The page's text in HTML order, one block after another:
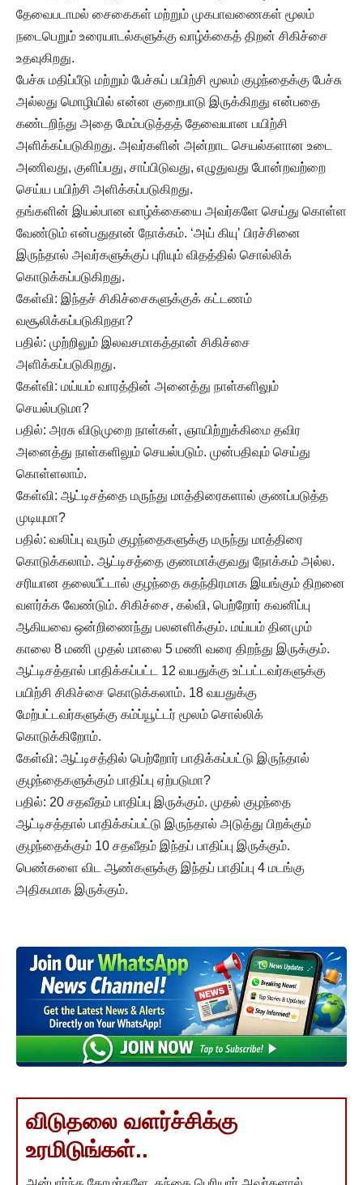
தேவைபடாமல் சைகைகள் மற்றும் முகபாவணைகள் மூலம்
நடைபெறும் உரையாடல்களுக்கு வாழ்க்கைத் திறன் சிகிச்சை
உதவுகிறது.
பேச்சு மதிப்பீடு மற்றும் பேச்சுப் பயிற்சி மூலம் குழந்தைக்கு பேச்சு
அல்லது மொழியில் என்ன குறைபாடு இருக்கிறது என்பதை
கண்டறிந்து அதை மேம்படுத்தத் தேவையான பயிற்சி
அளிக்கப்படுகிறது. அவர்களின் அன்றாட செயல்களான உடை
அணிவது, குளிப்பது, சாப்பிடுவது, எழுதுவது போன்றவற்றை
செய்ய பயிற்சி அளிக்கப்படுகிறது.
தங்களின் இயல்பான வாழ்க்கையை அவர்களே செய்து கொள்ள
வேண்டும் என்பதுதான் நோக்கம். ‘அய் கியு’ பிரச்சினை
இருந்தால் அவர்களுக்குப் புரியும் விதத்தில் சொல்லிக்
கொடுக்கப்படுகிறது.
கேள்வி: இந்தச் சிகிச்சைகளுக்குக் கட்டணம்
வசூலிக்கப்படுகிறதா?
பதில்: முற்றிலும் இலவசமாகத்தான் சிகிச்சை
அளிக்கப்படுகிறது.
கேள்வி: மய்யம் வாரத்தின் அனைத்து நாள்களிலும்
செயல்படுமா?
பதில்: அரசு விடுமுறை நாள்கள், ஞாயிற்றுக்கிமை தவிர
அனைத்து நாள்களிலும் செயல்படும். முன்பதிவும் செய்து
கொள்ளலாம்.
கேள்வி: ஆட்டிசத்தை மருந்து மாத்திரைகளால் குணப்படுத்த
முடியுமா?
பதில்: வலிப்பு வரும் குழந்தைகளுக்கு மருந்து மாத்திரை
கொடுக்கலாம். ஆட்டிசத்தை குணமாக்குவது நோக்கம் அல்ல.
சரியான தலையீட்டால் குழந்தை சுதந்திரமாக இயங்கும் திறனை
வளர்க்க வேண்டும். சிகிச்சை, கல்வி, பெற்றோர் கவனிப்பு
ஆகியவை ஒன்றிணைந்து பலனளிக்கும். மய்யம் தினமும்
காலை 8 மணி முதல் மாலை 5 மணி வரை திறந்து இருக்கும்.
ஆட்டிசத்தால் பாதிக்கப்பட்ட 12 வயதுக்கு உட்பட்டவர்களுக்கு
பயிற்சி சிகிச்சை கொடுக்கலாம். 18 வயதுக்கு
மேற்பட்டவர்களுக்கு கம்ப்யூட்டர் மூலம் சொல்லிக்
கொடுக்கிறோம்.
கேள்வி: ஆட்டிசத்தில் பெற்றோர் பாதிக்கப்பட்டு இருந்தால்
குழந்தைகளுக்கும் பாதிப்பு ஏற்படுமா?
பதில்: 20 சதவீதம் பாதிப்பு இருக்கும். முதல் குழந்தை
ஆட்டிசத்தால் பாதிக்கப்பட்டு இருந்தால் அடுத்து பிறக்கும்
குழந்தைக்கும் 10 சதவீதம் இந்தப் பாதிப்பு இருக்கும்.
பெண்களை விட ஆண்களுக்கு இந்தப் பாதிப்பு 4 மடங்கு
அதிகமாக இருக்கும்.
விடுதலை வளர்ச்சிக்கு
உரமிடுங்கள்..